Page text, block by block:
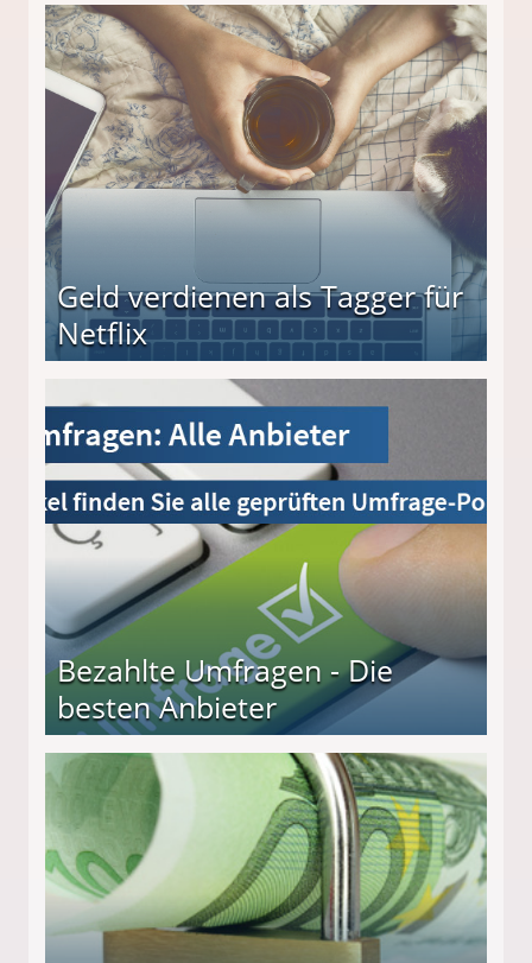
Geld verdienen als Tagger für
Netflix
Bezahlte Umfragen - Die
besten Anbieter